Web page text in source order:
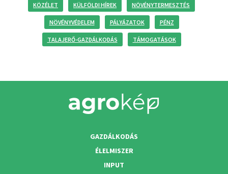
KÖZÉLET KÜLFÖLDI HÍREK NÖVÉNYTERMESZTÉS
NÖVÉNYVÉDELEM PÁLYÁZATOK PÉNZ
TALAJERŐ-GAZDÁLKODÁS TÁMOGATÁSOK
GAZDÁLKODÁS
ÉLELMISZER
INPUT